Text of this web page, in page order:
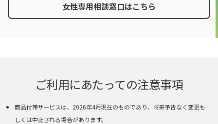
女性専用相談窓口はこちら
ご利用にあたっての注意事項
商品付帯サービスは、2026年4月現在のものであり、将来予告なく変更も
しくは中止される場合があります。